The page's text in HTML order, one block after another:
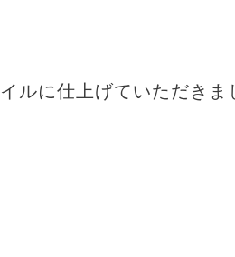
ルに仕上げていただきま